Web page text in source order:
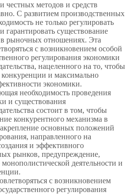
честных методов и средств
С развитием производственных
не только регулировать
гарантировать существование
рыночных отношениях. Эта
с возникновением особой
регулирования экономики
нацеленного на то, чтобы
и максимально
экономики.
необходимость проведения
и существования
состоит в том, чтобы
конкурентного механизма в
основных положений
направленного на
и эффективного
рынков, предупреждение,
деятельности и
с возникновением
регулирования